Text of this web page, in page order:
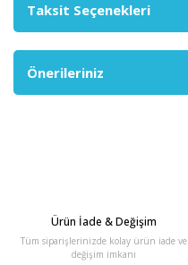
Taksit Seçenekleri
Önerileriniz
Ürün İade & Değişim
Tüm siparişlerinizde kolay ürün iade ve
değişim imkanı